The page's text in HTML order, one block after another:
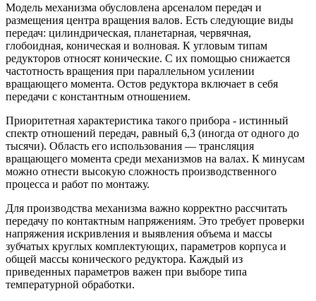
Модель механизма обусловлена арсеналом передач и
размещения центра вращения валов. Есть следующие виды
передач: цилиндрическая, планетарная, червячная,
глобоидная, коническая и волновая. К угловым типам
редукторов относят конические. С их помощью снижается
частотность вращения при параллельном усилении
вращающего момента. Остов редуктора включает в себя
передачи с константным отношением.
Приоритетная характеристика такого прибора - истинный
спектр отношений передач, равный 6,3 (иногда от одного до
тысячи). Область его использования — трансляция
вращающего момента среди механизмов на валах. К минусам
можно отнести высокую сложность производственного
процесса и работ по монтажу.
Для производства механизма важно корректно рассчитать
передачу по контактным напряжениям. Это требует проверки
напряжения искривления и выявления объема и массы
зубчатых круглых комплектующих, параметров корпуса и
общей массы конического редуктора. Каждый из
приведенных параметров важен при выборе типа
температурной обработки.